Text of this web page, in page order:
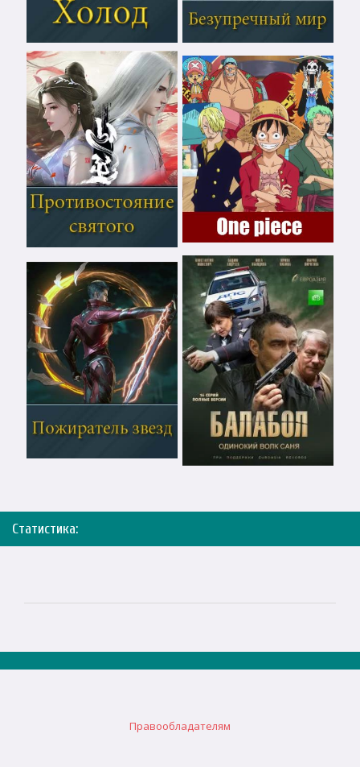
Статистика:
Правообладателям